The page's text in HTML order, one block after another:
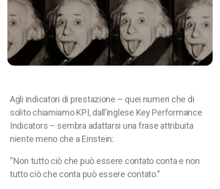
Agli indicatori di prestazione – quei numeri che di
solito chiamiamo KPI, dall’inglese Key Performance
Indicators – sembra adattarsi una frase attribuita
niente meno che a Einstein:
“Non tutto ciò che può essere contato conta e non
tutto ciò che conta può essere contato.”